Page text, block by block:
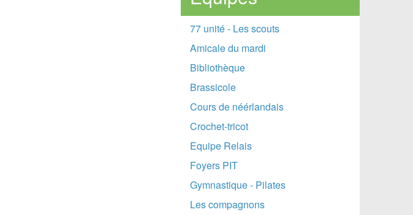
77 unité - Les scouts
Amicale du mardi
Bibliothèque
Brassicole
Cours de néérlandais
Crochet-tricot
Equipe Relais
Foyers PIT
Gymnastique - Pilates
Les compagnons